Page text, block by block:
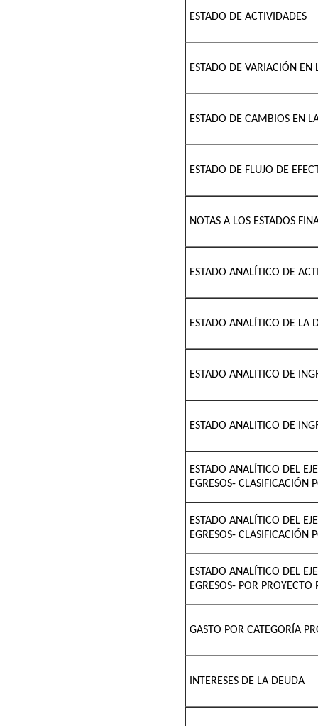
ESTADO DE ACTIVIDADES
ESTADO DE VARIACIÓN
ESTADO DE CAMBIOS EN
ESTADO DE FLUJO DE
NOTAS A LOS ESTADOS
ESTADO ANALÍTICO DE
ESTADO ANALÍTICO DE LA
ESTADO ANALITICO DE
ESTADO ANALITICO DE
ESTADO ANALÍTICO DEL
EGRESOS- CLASIFICACIÓN
ESTADO ANALÍTICO DEL
EGRESOS- CLASIFICACIÓN
ESTADO ANALÍTICO DEL
EGRESOS- POR PROYECTO
GASTO POR CATEGORÍA
INTERESES DE LA DEUDA